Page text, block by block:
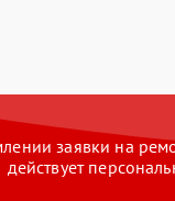
заявки на
действует